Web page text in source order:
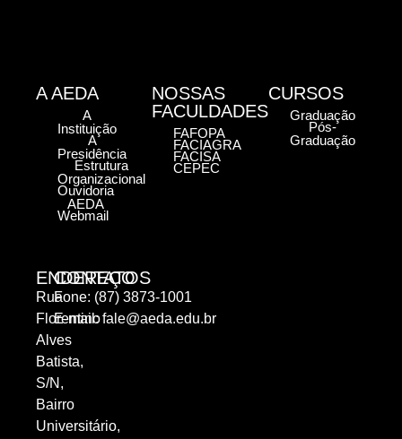
ENDEREÇO
Rua
Florentino
Alves
Batista,
S/N,
Bairro
Universitário,
CONTATOS
Fone: (87) 3873-1001
E-mail:fale@aeda.edu.br
A AEDA
A
Instituição
A
Presidência
Estrutura
Organizacional
Ouvidoria
AEDA
Webmail
NOSSAS
FACULDADES
FAFOPA
FACIAGRA
FACISA
CEPEC
CURSOS
Graduação
Pós-
Graduação